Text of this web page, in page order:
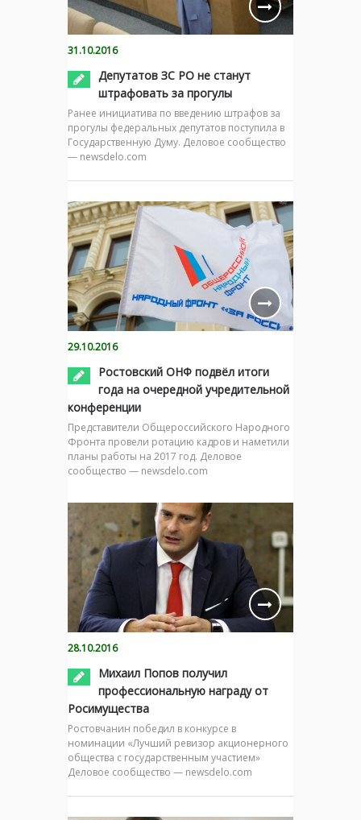
31.10.2016
Депутатов ЗС РО не станут
штрафовать за прогулы
Ранее инициатива по введению штрафов за
прогулы федеральных депутатов поступила в
Государственную Думу. Деловое сообщество
— newsdelo.com
29.10.2016
Ростовский ОНФ подвёл итоги
года на очередной учредительной
конференции
Представители Общероссийского Народного
Фронта провели ротацию кадров и наметили
планы работы на 2017 год. Деловое
сообщество — newsdelo.com
28.10.2016
Михаил Попов получил
профессиональную награду от
Росимущества
Ростовчанин победил в конкурсе в
номинации «Лучший ревизор акционерного
общества с государственным участием»
Деловое сообщество — newsdelo.com